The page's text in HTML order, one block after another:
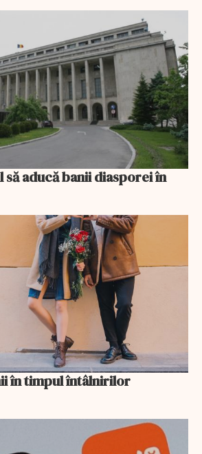
să aducă banii diasporei în
în timpul întâlnirilor